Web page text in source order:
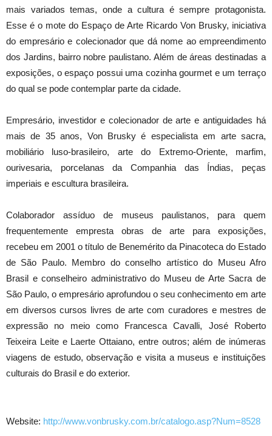
mais variados temas, onde a cultura é sempre protagonista.
Esse é o mote do Espaço de Arte Ricardo Von Brusky, iniciativa
do empresário e colecionador que dá nome ao empreendimento
dos Jardins, bairro nobre paulistano. Além de áreas destinadas a
exposições, o espaço possui uma cozinha gourmet e um terraço
do qual se pode contemplar parte da cidade.
Empresário, investidor e colecionador de arte e antiguidades há
mais de 35 anos, Von Brusky é especialista em arte sacra,
mobiliário luso-brasileiro, arte do Extremo-Oriente, marfim,
ourivesaria, porcelanas da Companhia das Índias, peças
imperiais e escultura brasileira.
Colaborador assíduo de museus paulistanos, para quem
frequentemente empresta obras de arte para exposições,
recebeu em 2001 o título de Benemérito da Pinacoteca do Estado
de São Paulo. Membro do conselho artístico do Museu Afro
Brasil e conselheiro administrativo do Museu de Arte Sacra de
São Paulo, o empresário aprofundou o seu conhecimento em arte
em diversos cursos livres de arte com curadores e mestres de
expressão no meio como Francesca Cavalli, José Roberto
Teixeira Leite e Laerte Ottaiano, entre outros; além de inúmeras
viagens de estudo, observação e visita a museus e instituições
culturais do Brasil e do exterior.
Website: http://www.vonbrusky.com.br/catalogo.asp?Num=8528